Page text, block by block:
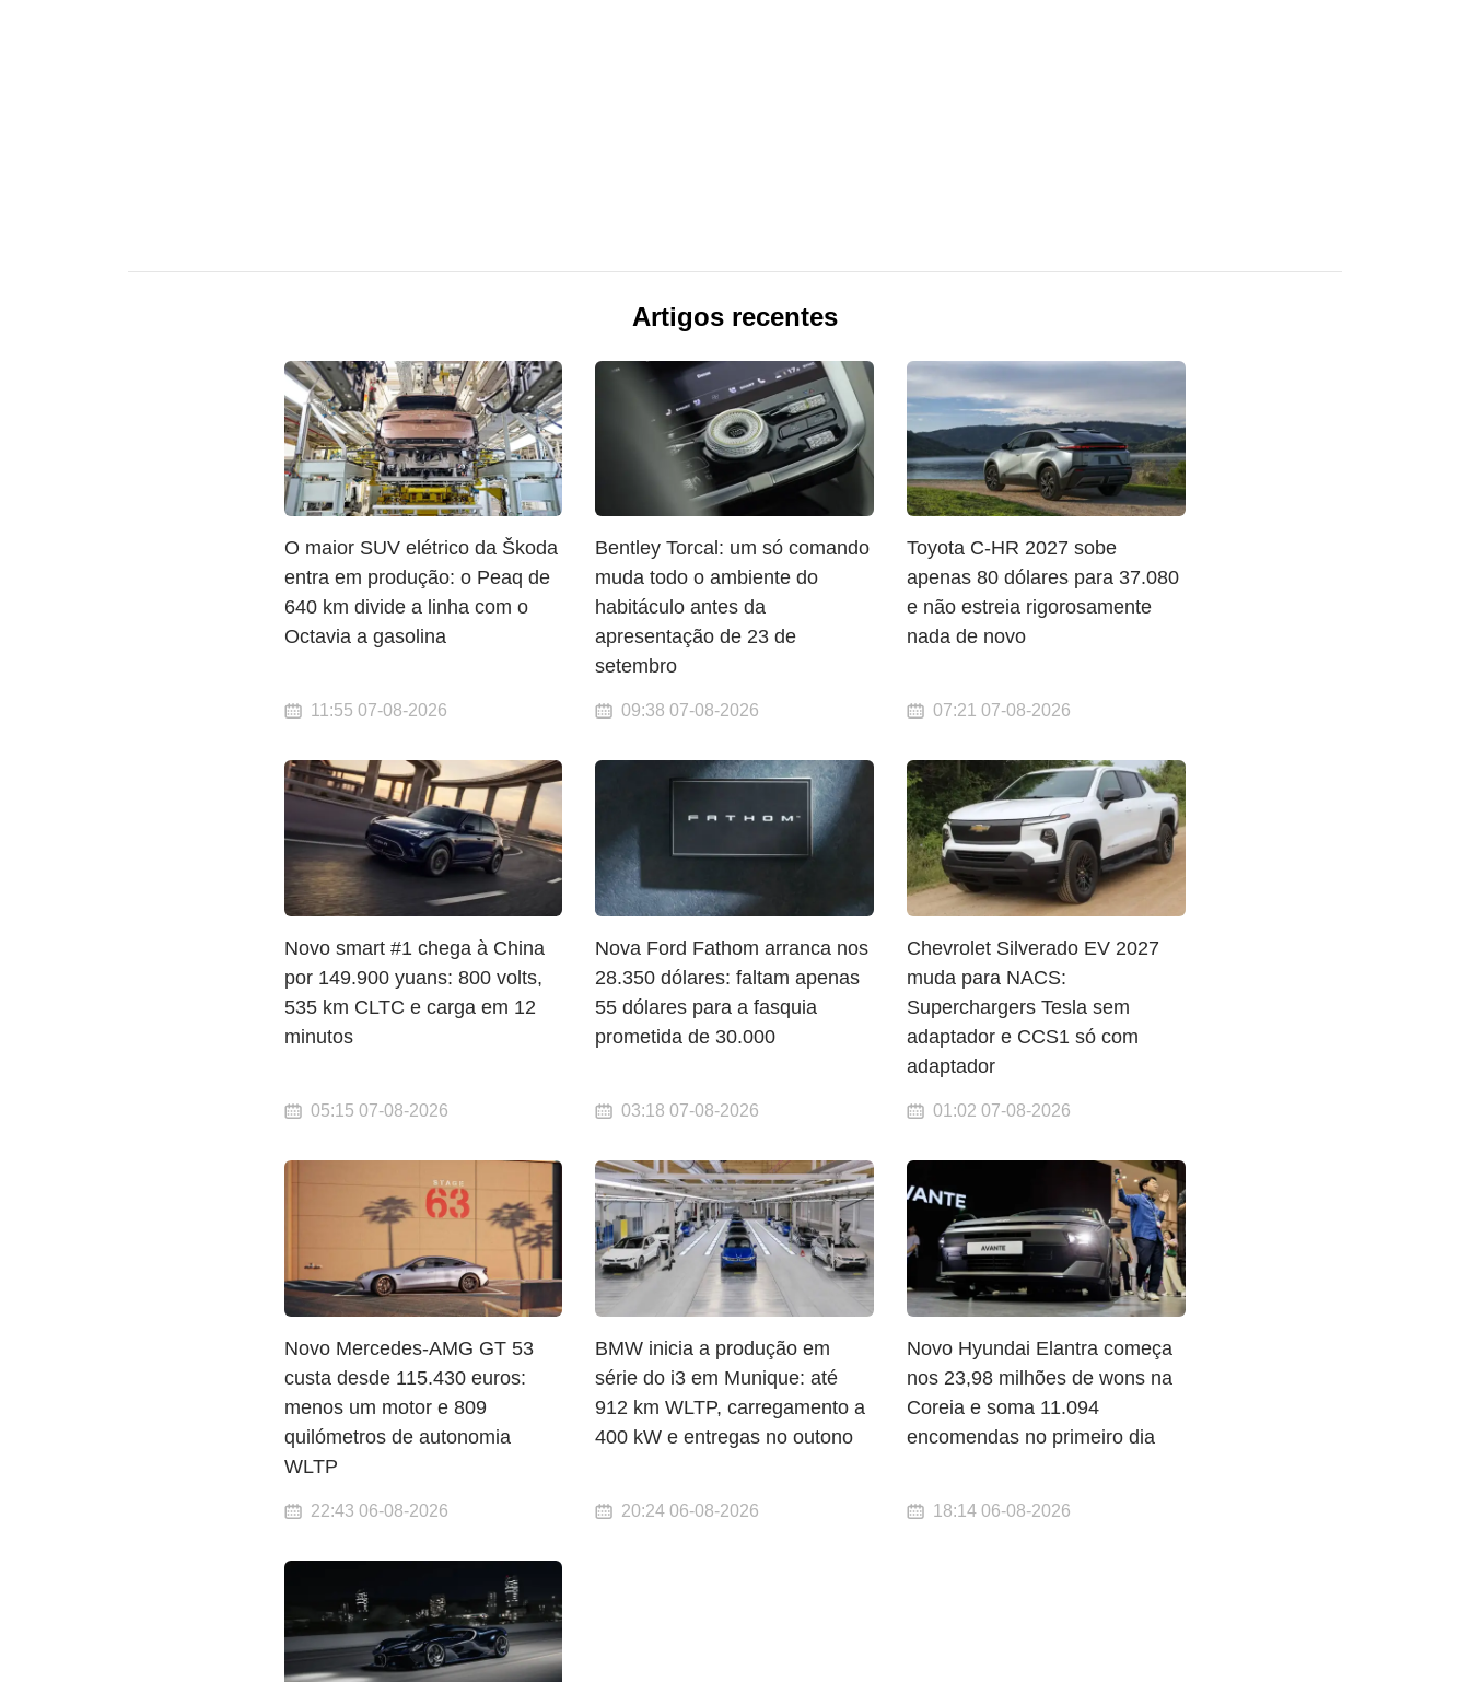
Artigos recentes
O maior SUV elétrico da Škoda
entra em produção: o Peaq de
640 km divide a linha com o
Octavia a gasolina
11:55 07-08-2026
Bentley Torcal: um só comando
muda todo o ambiente do
habitáculo antes da
apresentação de 23 de
setembro
09:38 07-08-2026
Toyota C-HR 2027 sobe
apenas 80 dólares para 37.080
e não estreia rigorosamente
nada de novo
07:21 07-08-2026
Novo smart #1 chega à China
por 149.900 yuans: 800 volts,
535 km CLTC e carga em 12
minutos
05:15 07-08-2026
Nova Ford Fathom arranca nos
28.350 dólares: faltam apenas
55 dólares para a fasquia
prometida de 30.000
03:18 07-08-2026
Chevrolet Silverado EV 2027
muda para NACS:
Superchargers Tesla sem
adaptador e CCS1 só com
adaptador
01:02 07-08-2026
Novo Mercedes-AMG GT 53
custa desde 115.430 euros:
menos um motor e 809
quilómetros de autonomia
WLTP
22:43 06-08-2026
BMW inicia a produção em
série do i3 em Munique: até
912 km WLTP, carregamento a
400 kW e entregas no outono
20:24 06-08-2026
Novo Hyundai Elantra começa
nos 23,98 milhões de wons na
Coreia e soma 11.094
encomendas no primeiro dia
18:14 06-08-2026